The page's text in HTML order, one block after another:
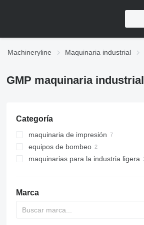
Machineryline Maquinaria industrial
GMP maquinaria industrial
Categoría
maquinaria de impresión
máquinas de postimpresión
laminadoras
suministros de impresión
equipos de bombeo
motobombas
maquinarias para la industria ligera
Marca